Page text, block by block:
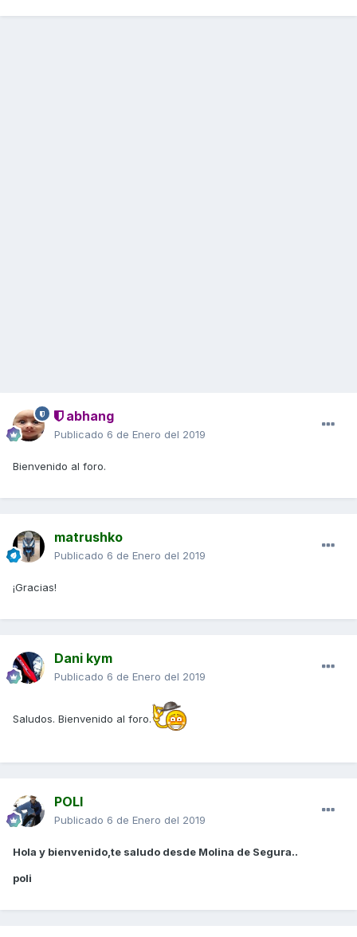
abhang
Publicado 6 de Enero del 2019
Bienvenido al foro.
matrushko
Publicado 6 de Enero del 2019
¡Gracias!
Dani kym
Publicado 6 de Enero del 2019
Saludos. Bienvenido al foro.
POLI
Publicado 6 de Enero del 2019
Hola y bienvenido,te saludo desde Molina de Segura..
poli